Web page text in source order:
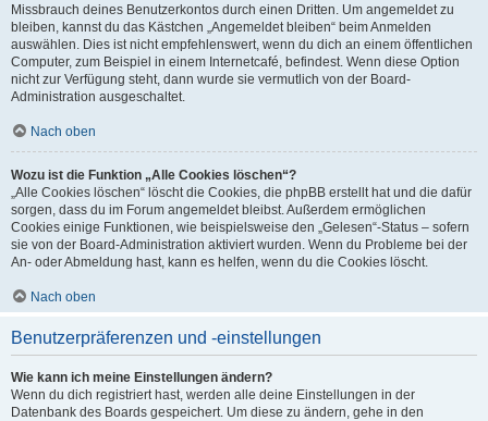
Missbrauch deines Benutzerkontos durch einen Dritten. Um angemeldet zu
bleiben, kannst du das Kästchen „Angemeldet bleiben“ beim Anmelden
auswählen. Dies ist nicht empfehlenswert, wenn du dich an einem öffentlichen
Computer, zum Beispiel in einem Internetcafé, befindest. Wenn diese Option
nicht zur Verfügung steht, dann wurde sie vermutlich von der Board-
Administration ausgeschaltet.
Nach oben
Wozu ist die Funktion „Alle Cookies löschen“?
„Alle Cookies löschen“ löscht die Cookies, die phpBB erstellt hat und die dafür
sorgen, dass du im Forum angemeldet bleibst. Außerdem ermöglichen
Cookies einige Funktionen, wie beispielsweise den „Gelesen“-Status – sofern
sie von der Board-Administration aktiviert wurden. Wenn du Probleme bei der
An- oder Abmeldung hast, kann es helfen, wenn du die Cookies löscht.
Nach oben
Benutzerpräferenzen und -einstellungen
Wie kann ich meine Einstellungen ändern?
Wenn du dich registriert hast, werden alle deine Einstellungen in der
Datenbank des Boards gespeichert. Um diese zu ändern, gehe in den